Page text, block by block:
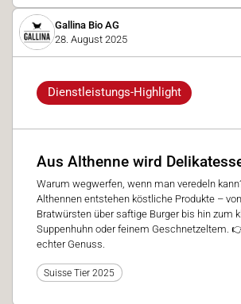
Gallina Bio AG
28. August 2025
Dienstleistungs-Highlight
Aus Althenne wird
Warum wegwerfen, wenn man veredeln
Althennen entstehen köstliche Produkte –
Bratwürsten über saftige Burger bis hin zum
Suppenhuhn oder feinem Geschnetzeltem.
echter Genuss.
Suisse Tier 2025